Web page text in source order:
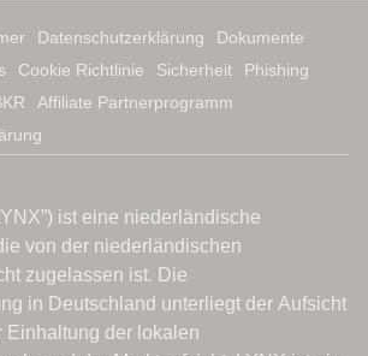
Datenschutzerklärung
Dokumente
Cookie Richtlinie Sicherheit
Phishing
Affiliate Partnerprogramm